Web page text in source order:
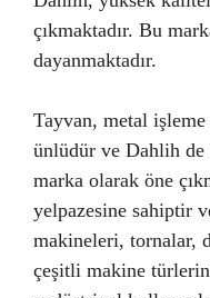
çıkmaktadır. Bu
dayanmaktadır.
Tayvan, metal
ünlüdür ve Dahlih de
marka olarak öne
yelpazesine sahiptir
makineleri, tornalar,
çeşitli makine